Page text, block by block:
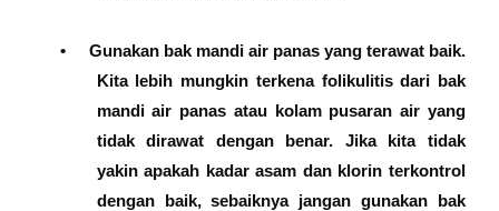
•
Gunakan bak mandi air panas yang terawat baik.
Kita lebih mungkin terkena folikulitis dari bak
mandi air panas atau kolam pusaran air yang
tidak dirawat dengan benar. Jika kita tidak
yakin apakah kadar asam dan klorin terkontrol
dengan baik, sebaiknya jangan gunakan bak